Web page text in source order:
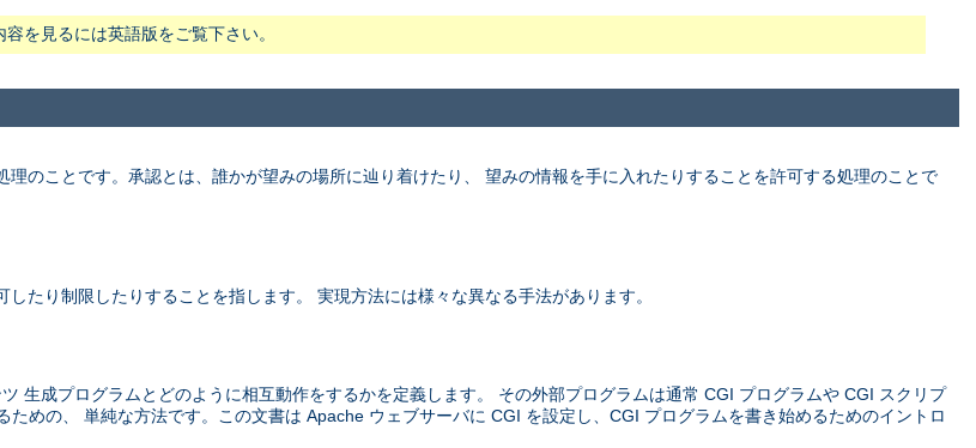
を見るには英語版をご覧下さい。
のことです。承認とは、誰かが望みの場所に辿り着けたり、 望みの情報を手に入れたりすることを許可する処理のことで
たり制限したりすることを指します。 実現方法には様々な異なる手法があります。
生成プログラムとどのように相互動作をするかを定義します。 その外部プログラムは通常 CGI プログラムや CGI スクリプ
めの、 単純な方法です。この文書は Apache ウェブサーバに CGI を設定し、CGI プログラムを書き始めるためのイントロ